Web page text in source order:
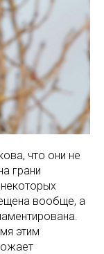
что они не
грани
вообще, а
этим